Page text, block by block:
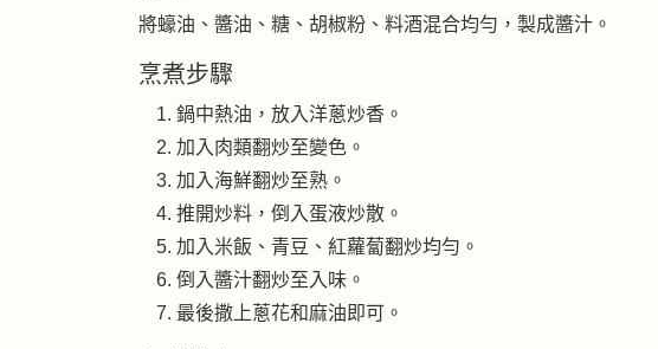
將蠔油、醬油、糖、胡椒粉、料酒混合均勻，製成醬汁。
烹煮步驟
鍋中熱油，放入洋蔥炒香。
加入肉類翻炒至變色。
加入海鮮翻炒至熟。
推開炒料，倒入蛋液炒散。
加入米飯、青豆、紅蘿蔔翻炒均勻。
倒入醬汁翻炒至入味。
最後撒上蔥花和麻油即可。